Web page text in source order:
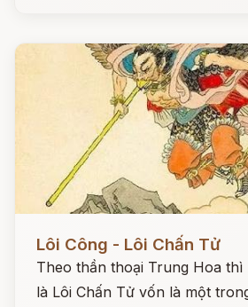
Lôi Công - Lôi Chấn Tử
Theo thần thoại Trung Hoa thì
là Lôi Chấn Tử vốn là một